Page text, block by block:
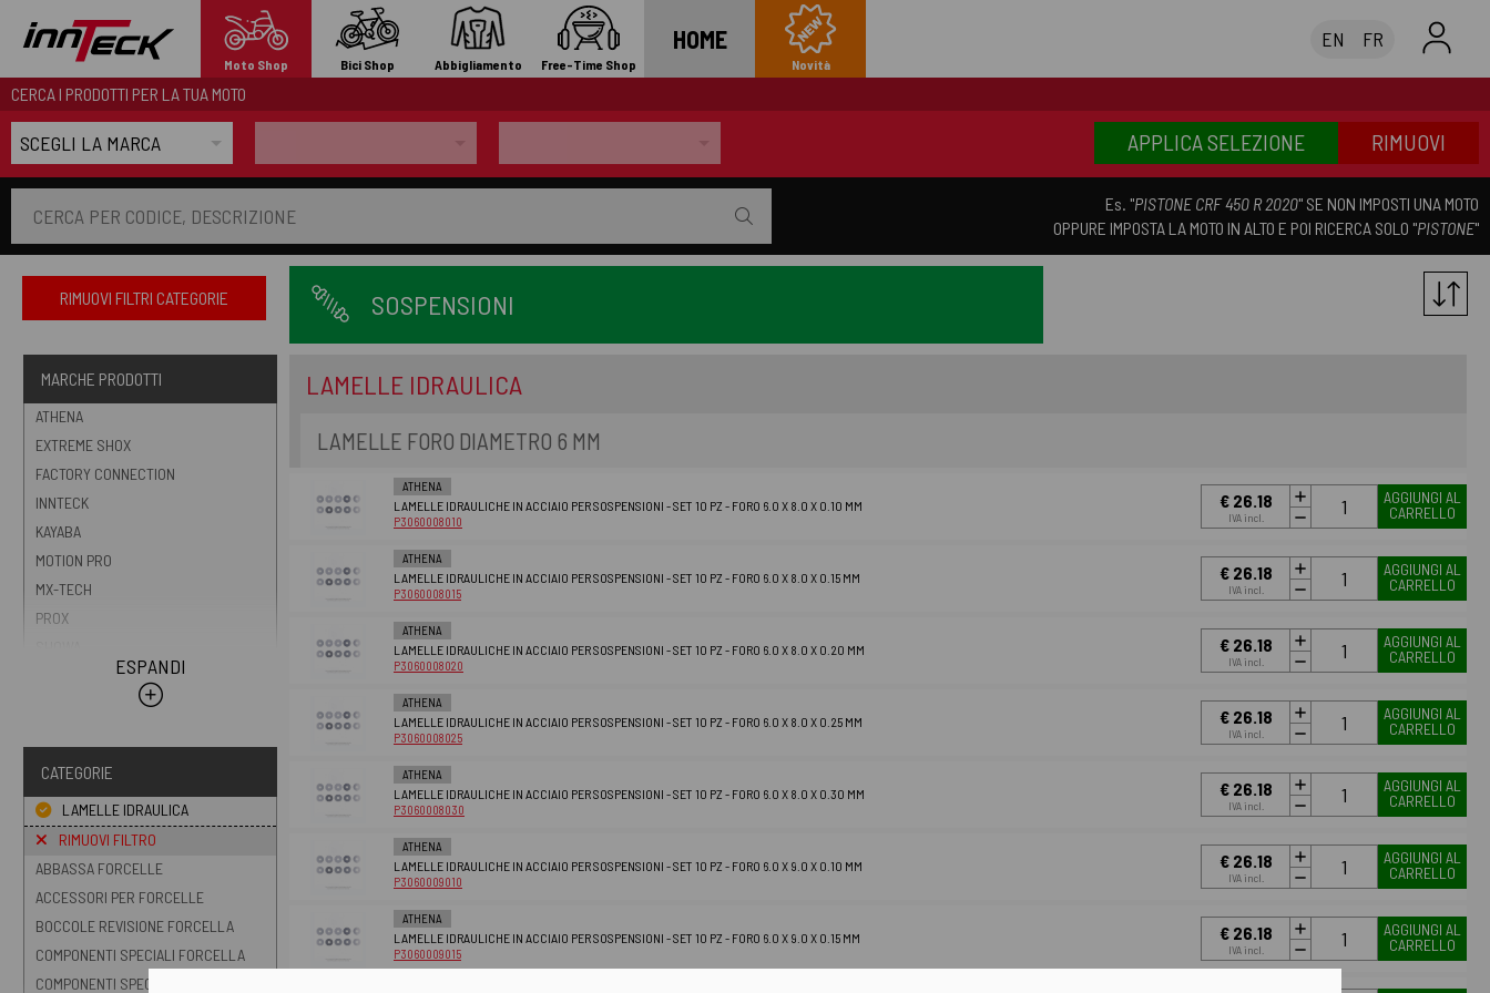
EN FR
Moto Shop Bici Shop Abbigliamento Free-Time Shop
HOME
Novità
CERCA I PRODOTTI PER LA TUA MOTO
APPLICA SELEZIONE RIMUOVI
Es. "PISTONE CRF 450 R 2020" SE NON IMPOSTI UNA MOTO
OPPURE IMPOSTA LA MOTO IN ALTO E POI RICERCA SOLO "PISTONE"
SOSPENSIONI
RIMUOVI FILTRI CATEGORIE
MARCHE PRODOTTI
ATHENA
EXTREME SHOX
FACTORY CONNECTION
INNTECK
KAYABA
MOTION PRO
MX-TECH
PROX
WORKS CONNECTION
ESPANDI
CATEGORIE
LAMELLE IDRAULICA
RIMUOVI FILTRO
ABBASSA FORCELLE
ACCESSORI PER FORCELLE
BOCCOLE REVISIONE FORCELLA
COMPONENTI SPECIALI FORCELLA
COMPONENTI SPECIALI
LAMELLE IDRAULICA
LAMELLE FORO DIAMETRO 6 MM
ATHENA
LAMELLE IDRAULICHE IN ACCIAIO PER SOSPENSIONI - SET 10 PZ - FORO 6.0 X 8.0 X 0.10 MM
P3060008010
€ 26.18
IVA incl.
AGGIUNGI AL
CARRELLO
ATHENA
LAMELLE IDRAULICHE IN ACCIAIO PER SOSPENSIONI - SET 10 PZ - FORO 6.0 X 8.0 X 0.15 MM
P3060008015
€ 26.18
IVA incl.
AGGIUNGI AL
CARRELLO
ATHENA
LAMELLE IDRAULICHE IN ACCIAIO PER SOSPENSIONI - SET 10 PZ - FORO 6.0 X 8.0 X 0.20 MM
P3060008020
€ 26.18
IVA incl.
AGGIUNGI AL
CARRELLO
ATHENA
LAMELLE IDRAULICHE IN ACCIAIO PER SOSPENSIONI - SET 10 PZ - FORO 6.0 X 8.0 X 0.25 MM
P3060008025
€ 26.18
IVA incl.
AGGIUNGI AL
CARRELLO
ATHENA
LAMELLE IDRAULICHE IN ACCIAIO PER SOSPENSIONI - SET 10 PZ - FORO 6.0 X 8.0 X 0.30 MM
P3060008030
€ 26.18
IVA incl.
AGGIUNGI AL
CARRELLO
ATHENA
LAMELLE IDRAULICHE IN ACCIAIO PER SOSPENSIONI - SET 10 PZ - FORO 6.0 X 9.0 X 0.10 MM
P3060009010
€ 26.18
IVA incl.
AGGIUNGI AL
CARRELLO
ATHENA
LAMELLE IDRAULICHE IN ACCIAIO PER SOSPENSIONI - SET 10 PZ - FORO 6.0 X 9.0 X 0.15 MM
P3060009015
€ 26.18
IVA incl.
AGGIUNGI AL
CARRELLO